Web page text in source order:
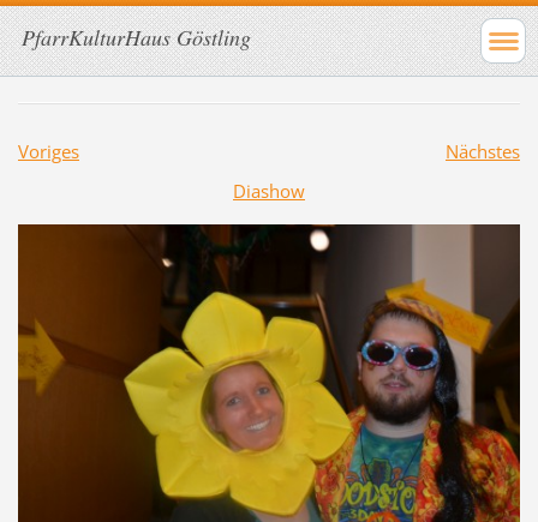
PfarrKulturHaus Göstling
Voriges
Nächstes
Diashow